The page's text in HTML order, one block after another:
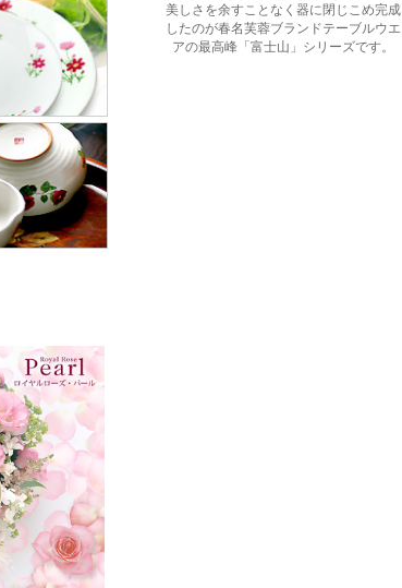
美しさを余すことなく器に閉じこめ完成
したのが春名芙蓉ブランドテーブルウエ
アの最高峰「富士山」シリーズです。